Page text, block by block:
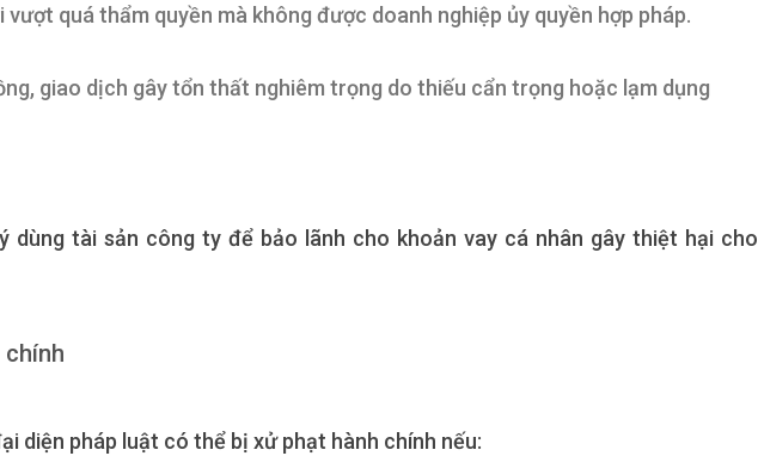
vượt quá thẩm quyền mà không được doanh nghiệp ủy quyền hợp pháp.
giao dịch gây tổn thất nghiêm trọng do thiếu cẩn trọng hoặc lạm dụng
dùng tài sản công ty để bảo lãnh cho khoản vay cá nhân gây thiệt hại cho
chính
diện pháp luật có thể bị xử phạt hành chính nếu: